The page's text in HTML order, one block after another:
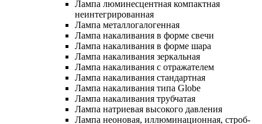
Лампа люминесцентная компактная
неинтегрированная
Лампа металлогалогенная
Лампа накаливания в форме свечи
Лампа накаливания в форме шара
Лампа накаливания зеркальная
Лампа накаливания с отражателем
Лампа накаливания стандартная
Лампа накаливания типа Globe
Лампа накаливания трубчатая
Лампа натриевая высокого давления
Лампа неоновая, иллюминационная, строб-